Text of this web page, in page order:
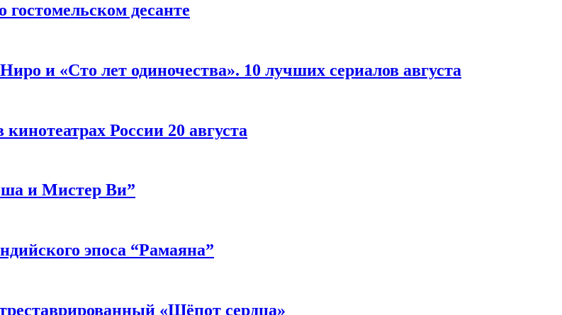
десанте
и «Сто лет одиночества». 10 лучших сериалов августа
России 20 августа
и Мистер Ви”
эпоса “Рамаяна”
«Шёпот сердца»